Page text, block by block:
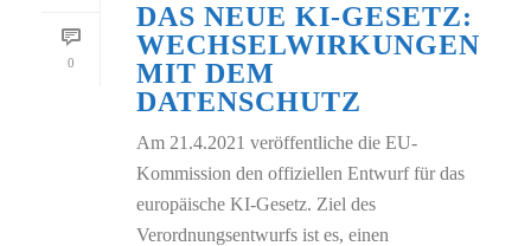
0
DAS NEUE KI-GESETZ:
WECHSELWIRKUNGEN
MIT DEM
DATENSCHUTZ
Am 21.4.2021 veröffentliche die EU-
Kommission den offiziellen Entwurf für das
europäische KI-Gesetz. Ziel des
Verordnungsentwurfs ist es, einen